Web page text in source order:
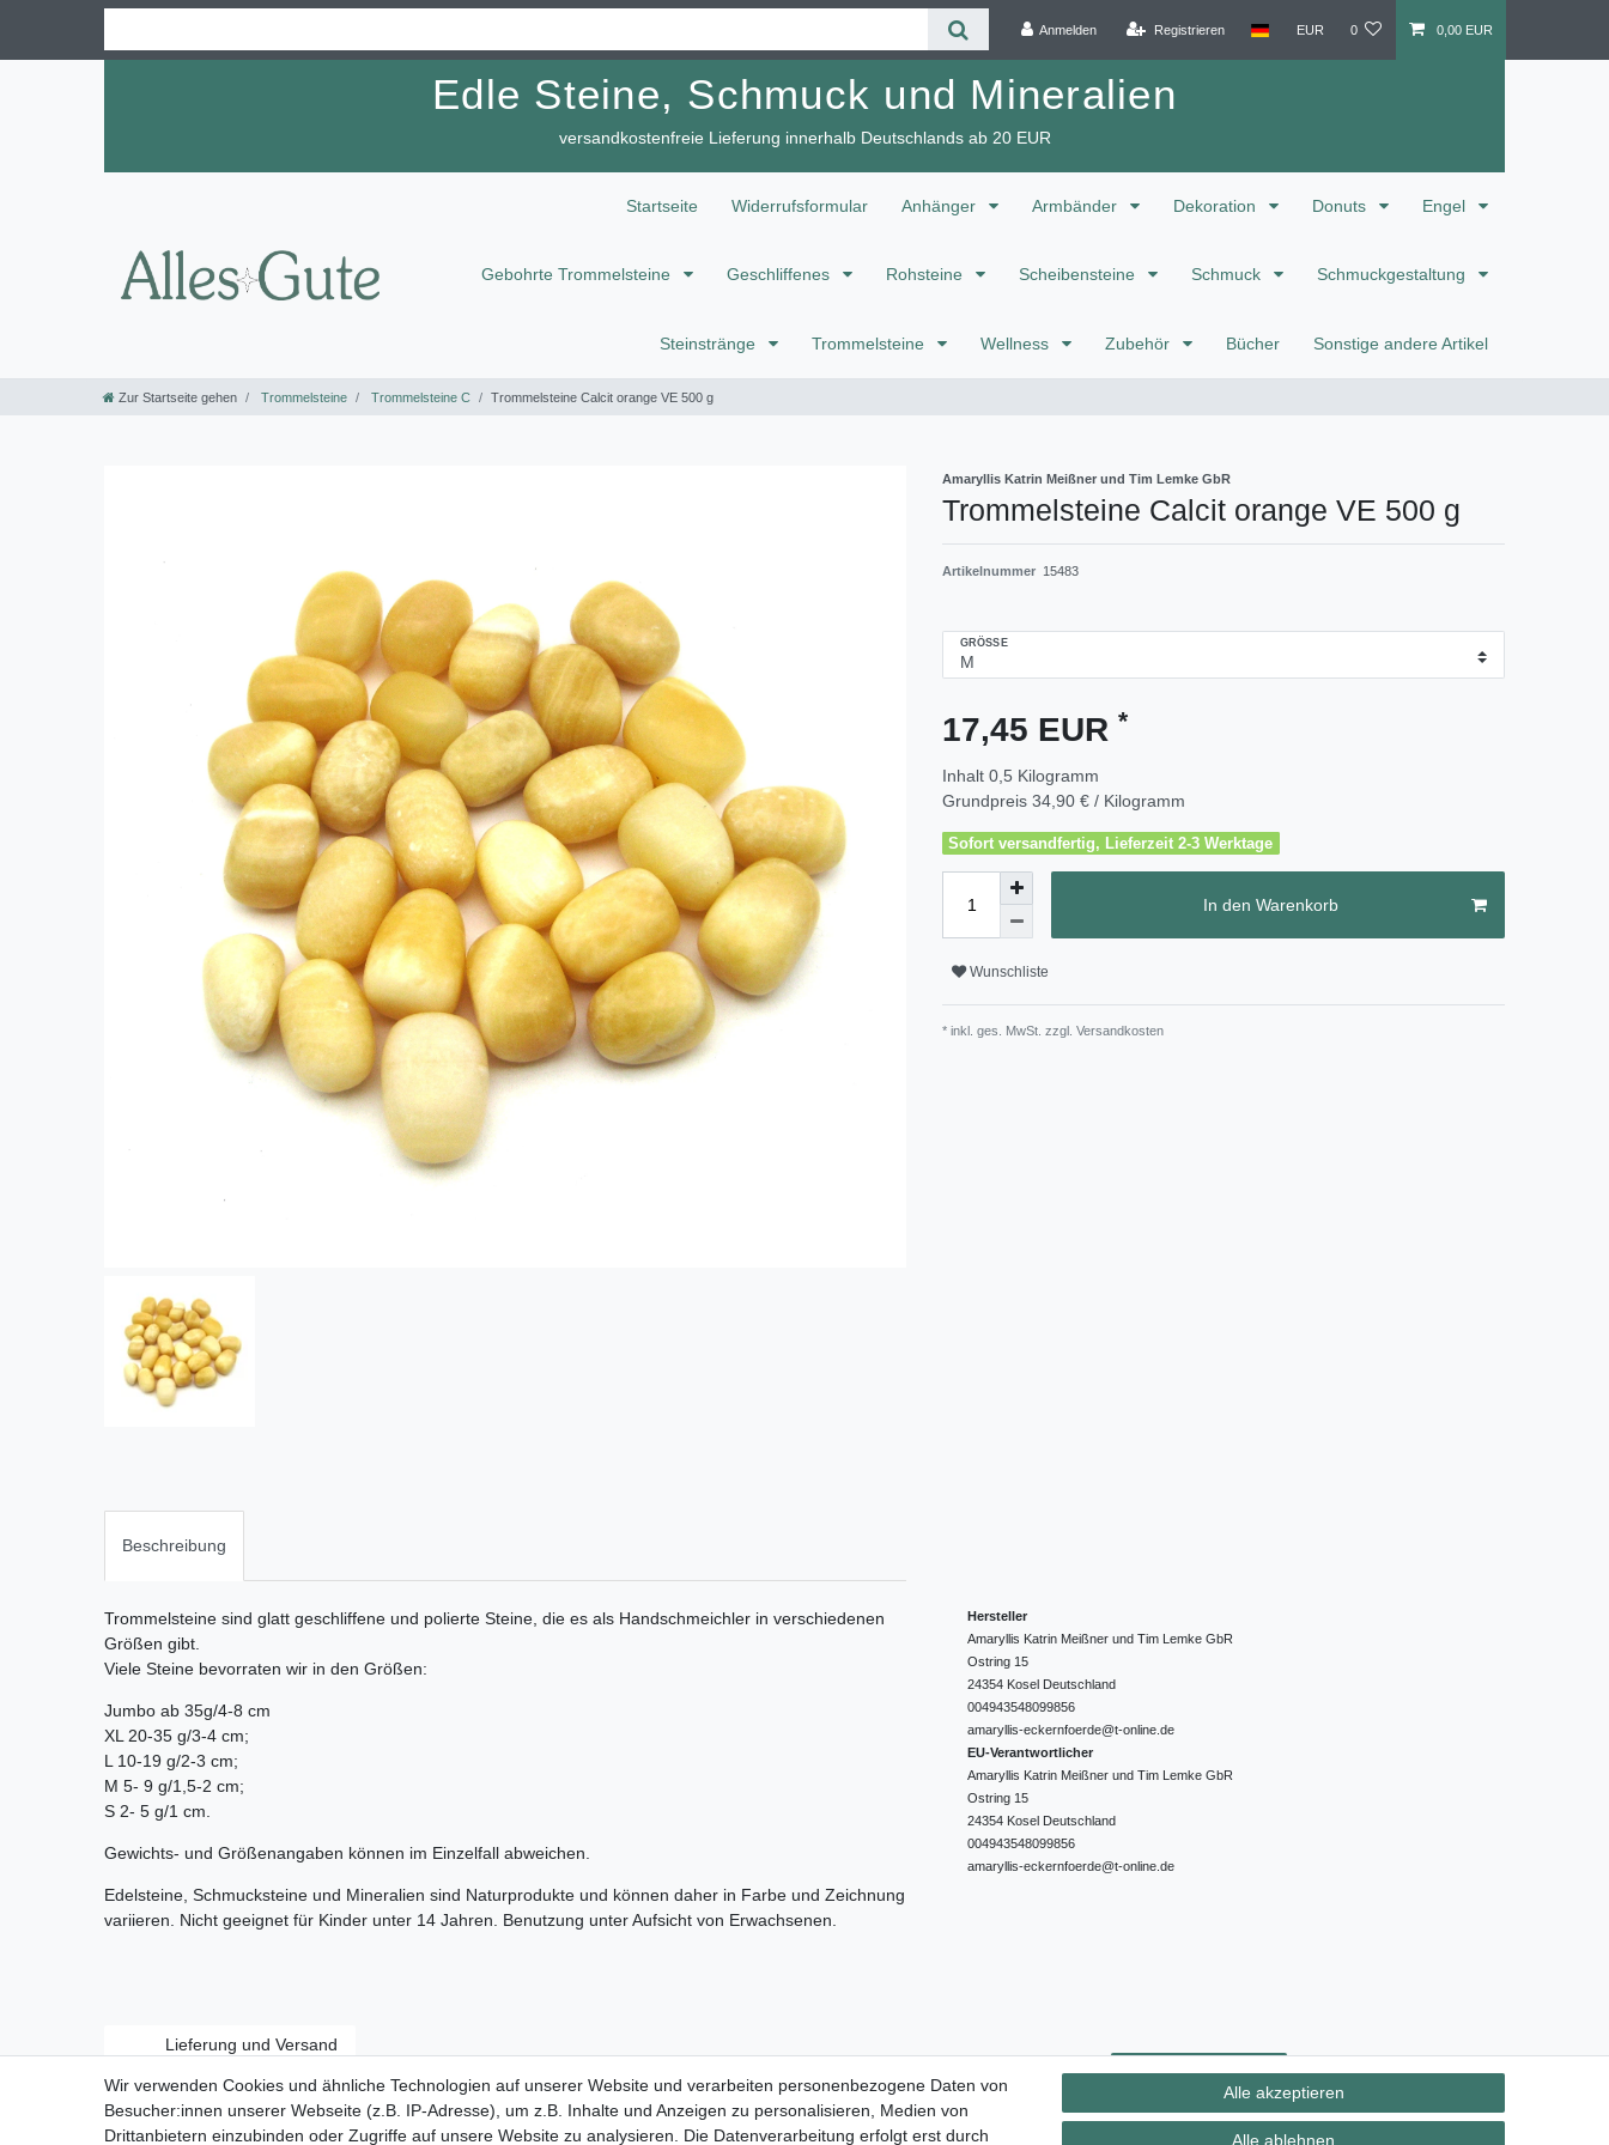
Anmelden Registrieren EUR 0 0,00 EUR
Edle Steine, Schmuck und Mineralien
versandkostenfreie Lieferung innerhalb Deutschlands ab 20 EUR
Startseite Widerrufsformular Anhänger Armbänder Dekoration Donuts Engel
Gebohrte Trommelsteine Geschliffenes Rohsteine Scheibensteine Schmuck Schmuckgestaltung
Steinstränge Trommelsteine Wellness Zubehör Bücher Sonstige andere Artikel
Zur Startseite gehen Trommelsteine Trommelsteine C Trommelsteine Calcit orange VE 500 g
Amaryllis Katrin Meißner und Tim Lemke GbR
Trommelsteine Calcit orange VE 500 g
Artikelnummer 15483
GRÖSSE
17,45 EUR *
Inhalt 0,5 Kilogramm
Grundpreis 34,90 € / Kilogramm
Sofort versandfertig, Lieferzeit 2-3 Werktage
In den Warenkorb
Wunschliste
* inkl. ges. MwSt. zzgl. Versandkosten
Beschreibung
Trommelsteine sind glatt geschliffene und polierte Steine, die es als Handschmeichler in verschiedenen
Größen gibt.
Viele Steine bevorraten wir in den Größen:
Jumbo ab 35g/4-8 cm
XL 20-35 g/3-4 cm;
L 10-19 g/2-3 cm;
M 5- 9 g/1,5-2 cm;
S 2- 5 g/1 cm.
Gewichts- und Größenangaben können im Einzelfall abweichen.
Edelsteine, Schmucksteine und Mineralien sind Naturprodukte und können daher in Farbe und Zeichnung
variieren. Nicht geeignet für Kinder unter 14 Jahren. Benutzung unter Aufsicht von Erwachsenen.
Hersteller
Amaryllis Katrin Meißner und Tim Lemke GbR
Ostring 15
24354 Kosel Deutschland
004943548099856
amaryllis-eckernfoerde@t-online.de
EU-Verantwortlicher
Amaryllis Katrin Meißner und Tim Lemke GbR
Ostring 15
24354 Kosel Deutschland
004943548099856
amaryllis-eckernfoerde@t-online.de
Lieferung und Versand
Widerrufs­recht Vertrag widerrufen Kontakt
Wir verwenden Cookies und ähnliche Technologien auf unserer Website und verarbeiten personenbezogene Daten von
Besucher:innen unserer Webseite (z.B. IP-Adresse), um z.B. Inhalte und Anzeigen zu personalisieren, Medien von
Drittanbietern einzubinden oder Zugriffe auf unsere Website zu analysieren. Die Datenverarbeitung erfolgt erst durch
Alle akzeptieren
Alle ablehnen